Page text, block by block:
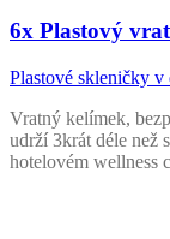
6x Plastový
Plastové skleničky v
Vratný kelímek,
udrží 3krát déle než
hotelovém wellness